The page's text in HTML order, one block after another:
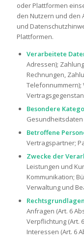
oder Plattformen
den Nutzern und den
und
Plattformen.
Verarbeitete
Adressen);
Rechnungen,
Telefonnummern);
Besondere
Gesundheitsdaten
Betroffene
Vertragspartner;
Zwecke der
Leistungen und
Kommunikation;
Verwaltung und
Anfragen (Art. 6
Verpflichtung (Art.
Interessen (Art. 6